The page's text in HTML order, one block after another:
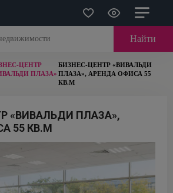
Найти
ЦЕНТР
ПЛАЗА»
БИЗНЕС-ЦЕНТР «ВИВАЛЬДИ
ПЛАЗА», АРЕНДА ОФИСА 55
КВ.М
«ВИВАЛЬДИ ПЛАЗА»,
55 КВ.М